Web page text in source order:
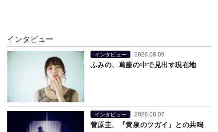
インタビュー
インタビュー 2026.08.09
ふみの、葛藤の中で見出す現在地
インタビュー 2026.08.07
菅原圭、『黄泉のツガイ』との共鳴